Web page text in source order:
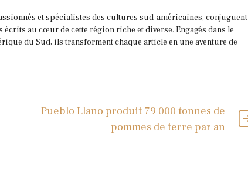
et spécialistes des cultures sud-américaines, conjuguent
au cœur de cette région riche et diverse. Engagés dans le
du Sud, ils transforment chaque article en une aventure de
Pueblo Llano produit 79 000 tonnes de
pommes de terre par an